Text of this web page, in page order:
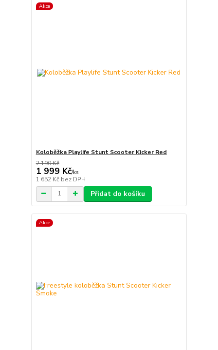
Akce
Koloběžka Playlife Stunt Scooter Kicker Red
2 190 Kč
1 999 Kč/ks
1 652 Kč bez DPH
Přidat do košíku
Akce